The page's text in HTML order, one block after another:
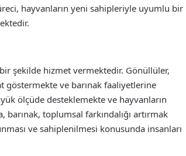
hayvanların yeni sahipleriyle uyumlu bir
şekilde hizmet vermektedir. Gönüllüler,
göstermekte ve barınak faaliyetlerine
ölçüde desteklemekte ve hayvanların
toplumsal farkındalığı artırmak
ve sahiplenilmesi konusunda insanları